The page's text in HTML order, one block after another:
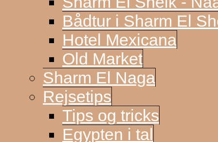
Bådtur i Sharm El
Hotel Mexicana
Old Market
Sharm El Naga
Rejsetips
Tips og tricks
Egypten i tal